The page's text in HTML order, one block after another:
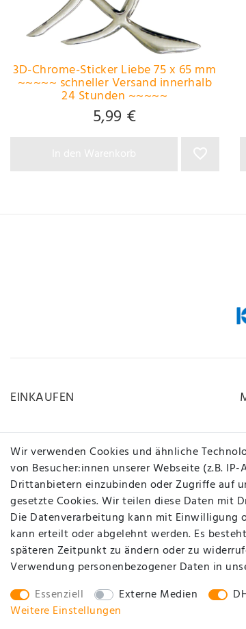
3D-Chrome-Sticker Liebe 75 x 65 mm
~~~~~ schneller Versand innerhalb
24 Stunden ~~~~~
5,99 €
EINKAUFEN
Versandarten & -kosten
Widerrufsrecht
Hilfe
www.carstyling-xxl.com
Vertrag widerrufen
Wir verwenden Cookies und ähnliche
von Besucher:innen unserer Webseite (z.B.
Drittanbietern einzubinden oder Zugriffe auf
gesetzte Cookies. Wir teilen diese Daten mit
Die Datenverarbeitung kann mit Einwilligung
kann erteilt oder abgelehnt werden. Es
späteren Zeitpunkt zu ändern oder zu
Verwendung personenbezogener Daten in
Essenziell
Externe Medien
Weitere Einstellungen